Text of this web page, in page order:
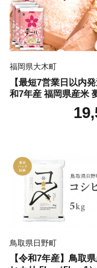
福岡県大木町
【最短7営業日以内
和7年産 福岡県産米
15kg 精米 ※北海道・
鳥取県日野町
【令和7年産】鳥取